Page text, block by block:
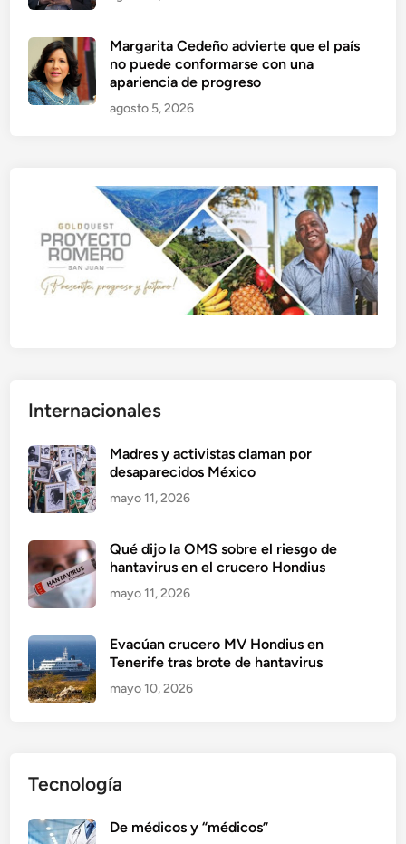
Margarita Cedeño advierte que el país
no puede conformarse con una
apariencia de progreso
agosto 5, 2026
Internacionales
Madres y activistas claman por
desaparecidos México
mayo 11, 2026
Qué dijo la OMS sobre el riesgo de
hantavirus en el crucero Hondius
mayo 11, 2026
Evacúan crucero MV Hondius en
Tenerife tras brote de hantavirus
mayo 10, 2026
Tecnología
De médicos y “médicos”